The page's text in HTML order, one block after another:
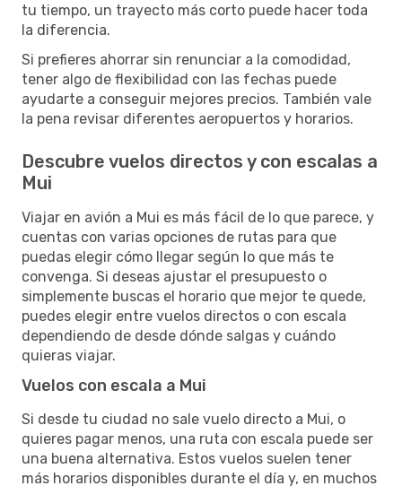
tu tiempo, un trayecto más corto puede hacer toda
la diferencia.
Si prefieres ahorrar sin renunciar a la comodidad,
tener algo de flexibilidad con las fechas puede
ayudarte a conseguir mejores precios. También vale
la pena revisar diferentes aeropuertos y horarios.
Descubre vuelos directos y con escalas a
Mui
Viajar en avión a Mui es más fácil de lo que parece, y
cuentas con varias opciones de rutas para que
puedas elegir cómo llegar según lo que más te
convenga. Si deseas ajustar el presupuesto o
simplemente buscas el horario que mejor te quede,
puedes elegir entre vuelos directos o con escala
dependiendo de desde dónde salgas y cuándo
quieras viajar.
Vuelos con escala a Mui
Si desde tu ciudad no sale vuelo directo a Mui, o
quieres pagar menos, una ruta con escala puede ser
una buena alternativa. Estos vuelos suelen tener
más horarios disponibles durante el día y, en muchos